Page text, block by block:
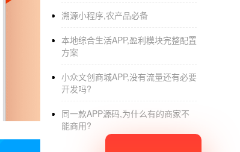
足球比分APP开发，让球迷更好交流
相比于篮球，早可以联系到我们的宋代
看到各种高光的时刻，满足用户的虚荣心，
点击进入即可看到各类相关信息和讨论。6、
互的吹牛逼，促进用户之间的感情。’
溯源小程序,农产品必备
本地综合生活APP,盈利模块完整配置
方案
小众文创商城APP,没有流量还有必要
开发吗?
同一款APP源码,为什么有的商家不
能商用?